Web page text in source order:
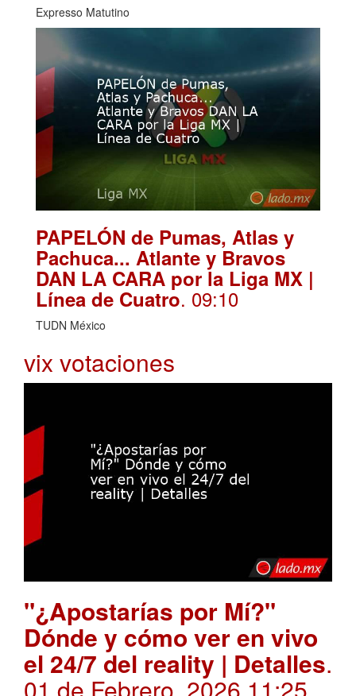
Expresso Matutino
PAPELÓN de Pumas, Atlas y
Pachuca... Atlante y Bravos
DAN LA CARA por la Liga MX |
Línea de Cuatro. 09:10
TUDN México
vix votaciones
"¿Apostarías por Mí?"
Dónde y cómo ver en vivo
el 24/7 del reality | Detalles.
01 de Febrero, 2026 11:25